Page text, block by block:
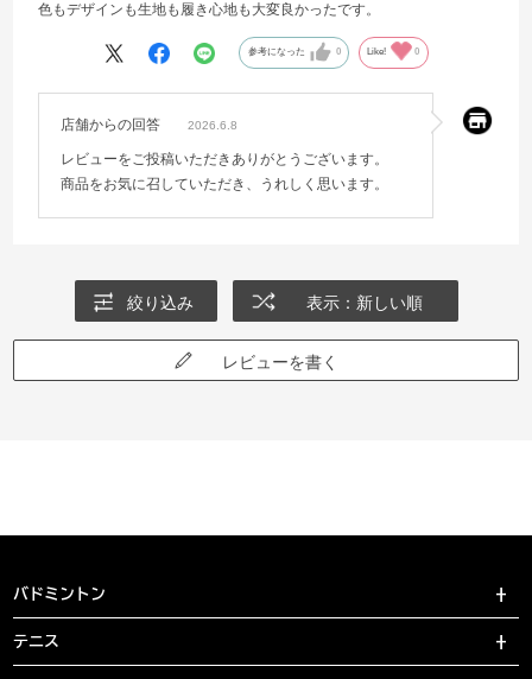
色もデザインも生地も履き心地も大変良かったです。
参考になった 0 Like! 0
店舗からの回答 2026.6.8
レビューをご投稿いただきありがとうございます。
商品をお気に召していただき、うれしく思います。
絞り込み 表示：新しい順
レビューを書く
バドミントン
テニス